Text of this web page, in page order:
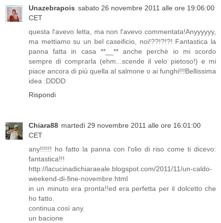
Unazebrapois sabato 26 novembre 2011 alle ore 19:06:00
CET
questa l'avevo letta, ma non l'avevo commentata!Anyyyyyy,
ma mettiamo su un bel caseificio, noi!??!?!?! Fantastica la
panna fatta in casa **__** anche perchè io mi scordo
sempre di comprarla (ehm...scende il velo pietoso!) e mi
piace ancora di più quella al salmone o ai funghi!!!Bellissima
idea :DDDD
Rispondi
Chiara88 martedì 29 novembre 2011 alle ore 16:01:00
CET
any!!!!!! ho fatto la panna con l'olio di riso come ti dicevo:
fantastica!!!
http://lacucinadichiaraeale.blogspot.com/2011/11/un-caldo-
weekend-di-fine-novembre.html
in un minuto era pronta!!ed era perfetta per il dolcetto che
ho fatto.
continua così any.
un bacione